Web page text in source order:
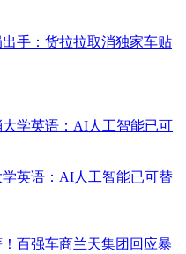
手：货拉拉取消独家车贴
英语：AI人工智能已可替